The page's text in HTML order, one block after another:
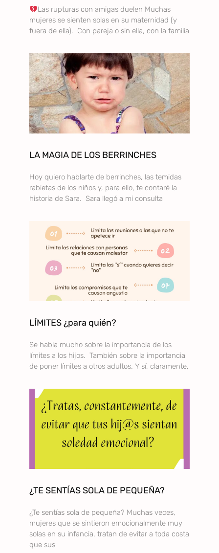
Las rupturas con amigas duelen Muchas
mujeres se sienten solas en su maternidad (y
fuera de ella). Con pareja o sin ella, con la familia
LA MAGIA DE LOS BERRINCHES
Hoy quiero hablarte de berrinches, las temidas
rabietas de los niños y, para ello, te contaré la
historia de Sara. Sara llegó a mi consulta
LÍMITES ¿para quién?
Se habla mucho sobre la importancia de los
límites a los hijos. También sobre la importancia
de poner límites a otros adultos. Y sí, claramente,
¿TE SENTÍAS SOLA DE PEQUEÑA?
¿Te sentías sola de pequeña? Muchas veces,
mujeres que se sintieron emocionalmente muy
solas en su infancia, tratan de evitar a toda costa
que sus